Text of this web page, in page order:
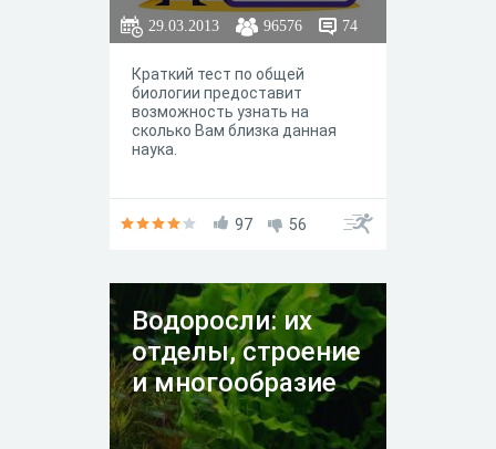
29.03.2013 96576 74
Краткий тест по общей
биологии предоставит
возможность узнать на
сколько Вам близка данная
наука.
97 56
Водоросли: их
отделы, строение
и многообразие